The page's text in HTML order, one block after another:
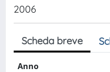
2006
Scheda breve
Anno